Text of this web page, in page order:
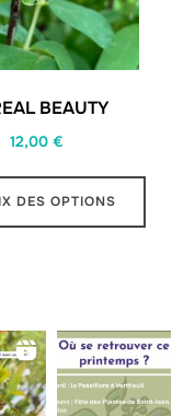
BEAUTY
12,00€
DES OPTIONS
plusieurs
variations.
Les